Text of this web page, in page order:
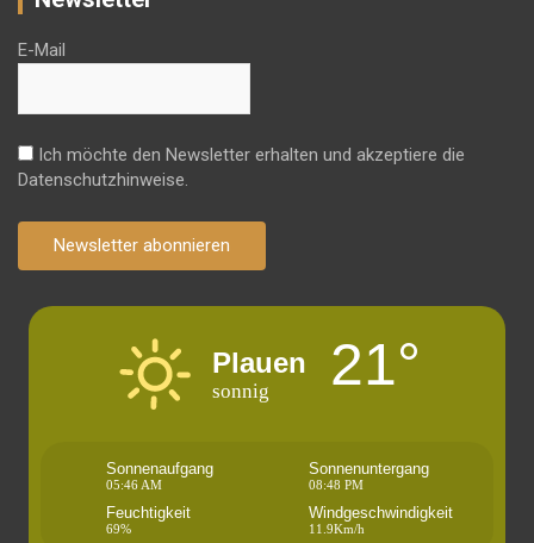
E-Mail
Ich möchte den Newsletter erhalten und akzeptiere die
Datenschutzhinweise.
Newsletter abonnieren
Plauen
sonnig 21°
Sonnenaufgang
05:46 AM
Sonnenuntergang
08:48 PM
Feuchtigkeit
69%
Windgeschwindigkeit
11.9Km/h